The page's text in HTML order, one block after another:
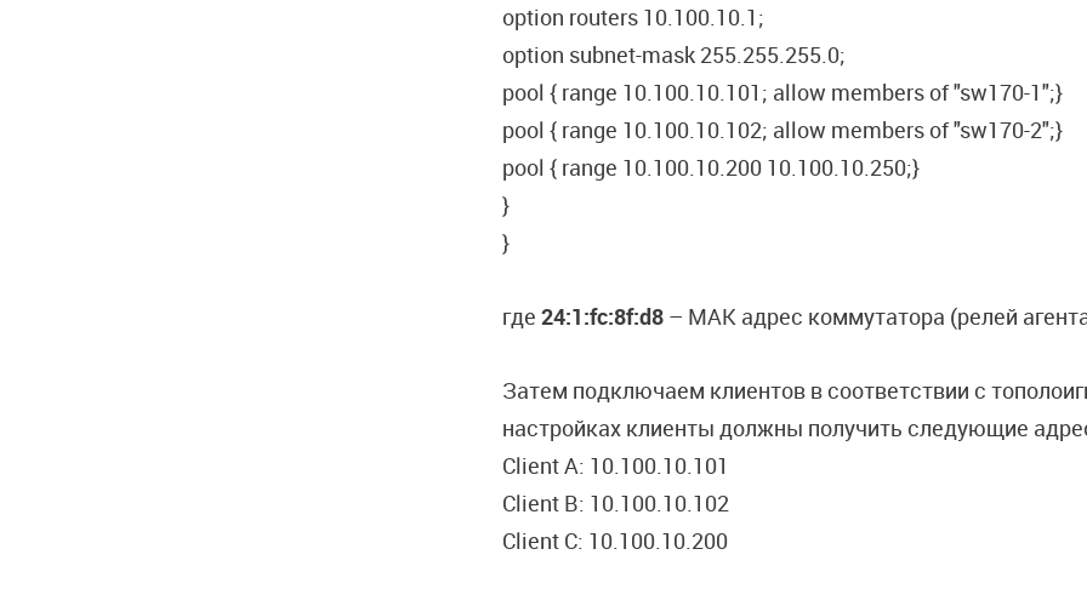
option routers 10.100.10.1;
option subnet-mask 255.255.255.0;
pool { range 10.100.10.101; allow members of "sw170-1";}
pool { range 10.100.10.102; allow members of "sw170-2";}
pool { range 10.100.10.200 10.100.10.250;}
}
}
где 24:1:fc:8f:d8 – МАК адрес коммутатора (релей
Затем подключаем клиентов в соответствии с
настройках клиенты должны получить следующие
Client A: 10.100.10.101
Client B: 10.100.10.102
Client C: 10.100.10.200